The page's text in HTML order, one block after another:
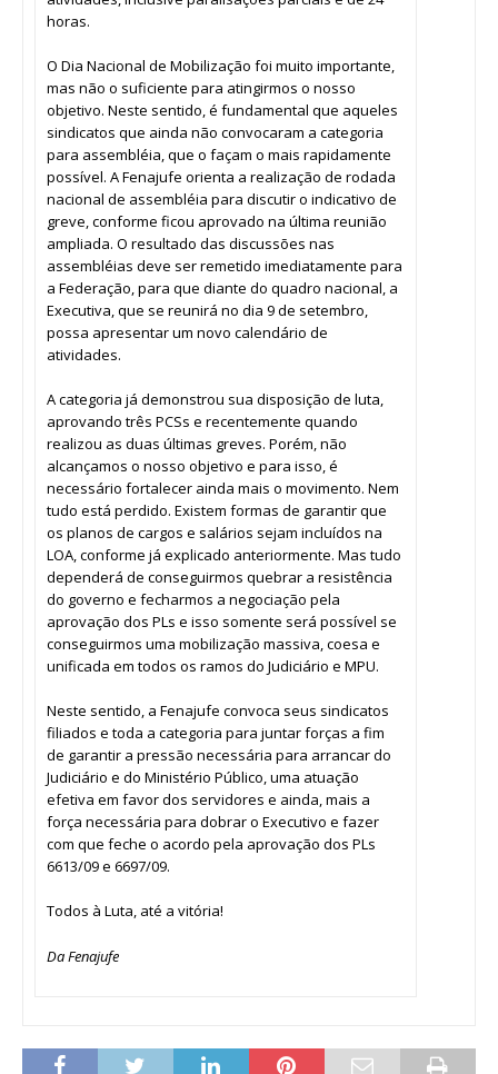
horas.
O Dia Nacional de Mobilização foi muito importante,
mas não o suficiente para atingirmos o nosso
objetivo. Neste sentido, é fundamental que aqueles
sindicatos que ainda não convocaram a categoria
para assembléia, que o façam o mais rapidamente
possível. A Fenajufe orienta a realização de rodada
nacional de assembléia para discutir o indicativo de
greve, conforme ficou aprovado na última reunião
ampliada. O resultado das discussões nas
assembléias deve ser remetido imediatamente para
a Federação, para que diante do quadro nacional, a
Executiva, que se reunirá no dia 9 de setembro,
possa apresentar um novo calendário de
atividades.
A categoria já demonstrou sua disposição de luta,
aprovando três PCSs e recentemente quando
realizou as duas últimas greves. Porém, não
alcançamos o nosso objetivo e para isso, é
necessário fortalecer ainda mais o movimento. Nem
tudo está perdido. Existem formas de garantir que
os planos de cargos e salários sejam incluídos na
LOA, conforme já explicado anteriormente. Mas tudo
dependerá de conseguirmos quebrar a resistência
do governo e fecharmos a negociação pela
aprovação dos PLs e isso somente será possível se
conseguirmos uma mobilização massiva, coesa e
unificada em todos os ramos do Judiciário e MPU.
Neste sentido, a Fenajufe convoca seus sindicatos
filiados e toda a categoria para juntar forças a fim
de garantir a pressão necessária para arrancar do
Judiciário e do Ministério Público, uma atuação
efetiva em favor dos servidores e ainda, mais a
força necessária para dobrar o Executivo e fazer
com que feche o acordo pela aprovação dos PLs
6613/09 e 6697/09.
Todos à Luta, até a vitória!
Da Fenajufe